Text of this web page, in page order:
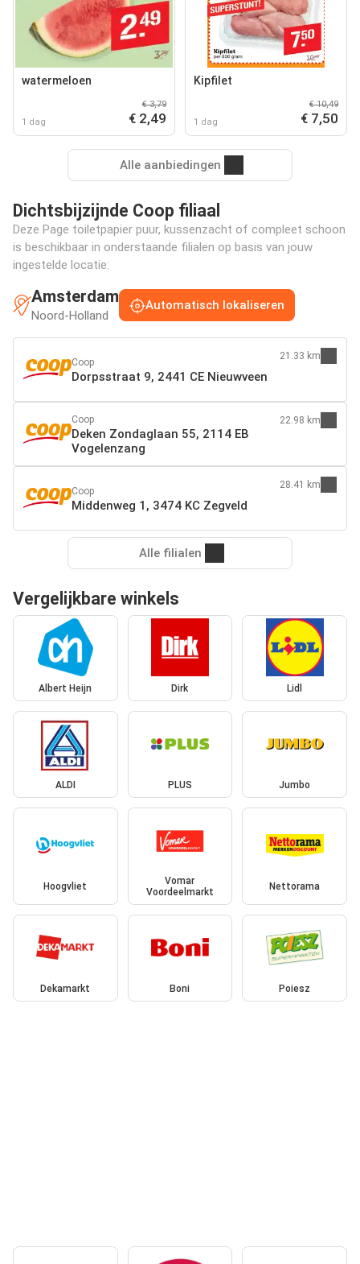
watermeloen
1 dag
€ 3,79
€ 2,49
Kipfilet
1 dag
€ 10,49
€ 7,50
Alle aanbiedingen
Dichtsbijzijnde Coop filiaal
Deze Page toiletpapier puur, kussenzacht of compleet schoon
is beschikbaar in onderstaande filialen op basis van jouw
ingestelde locatie:
Amsterdam
Noord-Holland
Automatisch lokaliseren
Coop
Dorpsstraat 9, 2441 CE Nieuwveen
21.33 km
Coop
Deken Zondaglaan 55, 2114 EB
Vogelenzang
22.98 km
Coop
Middenweg 1, 3474 KC Zegveld
28.41 km
Alle filialen
Vergelijkbare winkels
Albert Heijn Dirk Lidl
ALDI PLUS Jumbo
Hoogvliet
Vomar
Voordeelmarkt
Nettorama
Dekamarkt Boni Poiesz